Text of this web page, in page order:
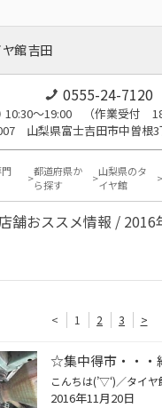
館 吉田
0555-24-7120
10:30～19:00 （作業受付 18
山梨県富士吉田市中曽根3
都道府県か
ら探す
山梨県のタ
イヤ館
舗おススメ情報 / 2016
< 1 2 3 >
☆集中得市・・・
2016年11月20日